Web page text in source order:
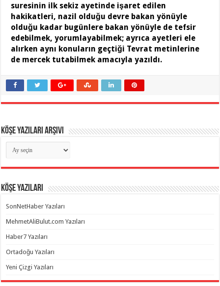
suresinin ilk sekiz ayetinde işaret edilen
hakikatleri, nazil olduğu devre bakan yönüyle
olduğu kadar bugünlere bakan yönüyle de tefsir
edebilmek, yorumlayabilmek; ayrıca ayetleri ele
alırken aynı konuların geçtiği Tevrat metinlerine
de mercek tutabilmek amacıyla yazıldı.
Köşe Yazıları Arşivi
Köşe
Yazıları
Arşivi
Köşe Yazıları
SonNetHaber Yazıları
MehmetAliBulut.com Yazıları
Haber7 Yazıları
Ortadoğu Yazıları
Yeni Çizgi Yazıları